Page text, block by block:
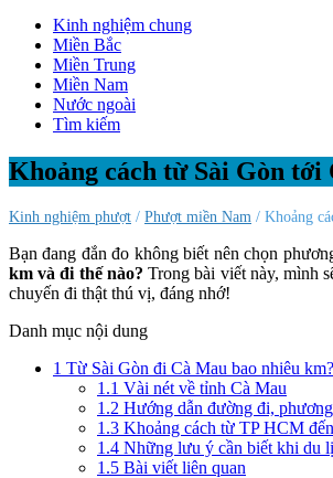
Kinh nghiệm chung
Miền Bắc
Miền Trung
Miền Nam
Nước ngoài
Tìm kiếm
Khoảng cách từ Sài Gòn tới
Kinh nghiệm phượt / Phượt miền Nam / Khoảng
Bạn đang đắn đo không biết nên chọn
km và đi thế nào? Trong bài viết này, mình
chuyến đi thật thú vị, đáng nhớ!
Danh mục nội dung
1 Từ Sài Gòn đi Cà Mau bao nhiêu km?
1.1 Vài nét về tỉnh Cà Mau
1.2 Hướng dẫn đường đi,
1.3 Khoảng cách từ TP HCM
1.4 Những lưu ý cần biết khi du
1.5 Bài viết liên quan